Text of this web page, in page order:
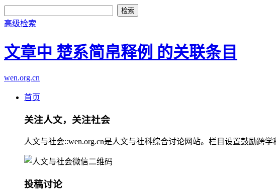
高级检索
文章中 楚系简帛释例 的关联条目
wen.org.cn
首页
关注人文，关注社会
人文与社会::wen.org.cn是人文与社科综合讨论网站。栏目设置鼓励跨
投稿讨论